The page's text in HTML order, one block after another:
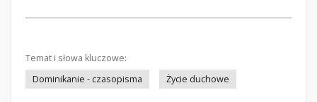
Temat i słowa kluczowe:
Dominikanie - czasopisma
Życie duchowe